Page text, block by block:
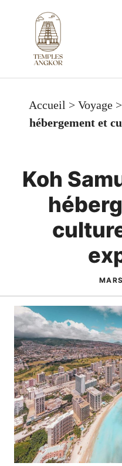
contenu
Accueil > Voyage >
hébergement et
Koh